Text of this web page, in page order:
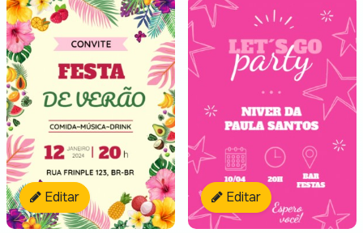
Editar Editar